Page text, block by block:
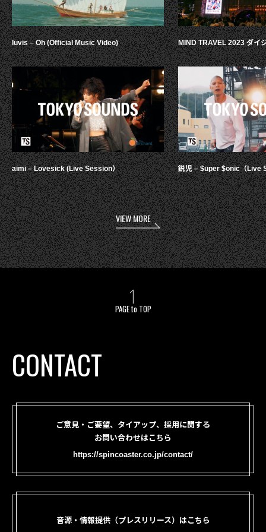
luvis – Oh (Official Music Video)
aimi – Lovesick (Live Session）
MIND TRAVEL 2023 ダイ
鋭児 – $uper $onic（Live
VIEW MORE
PAGE to TOP
CONTACT
ご意見・ご要望、タイアップ、採用に関する
お問い合わせはこちら
https://spincoaster.co.jp/contact/
音源・情報提供（プレスリリース）はこちら